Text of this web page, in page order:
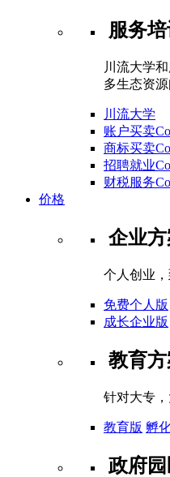
服务
川流大学
多生态资源
川流大学
账户买卖
商标买卖
招聘就业
财税服务
价格
企业
个人创业
免费个人版
成长企业版
教育
针对大专
教育版 孵
政府